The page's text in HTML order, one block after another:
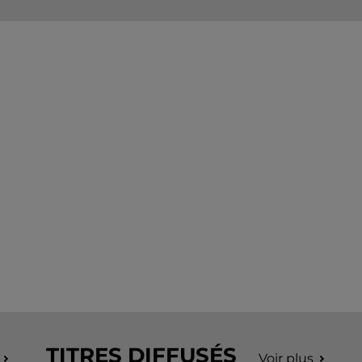
TITRES DIFFUSÉS Voir plus